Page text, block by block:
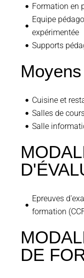
Formation en
Equipe
expérimentée
Supports
Cuisine et
Salles de
Salle
Epreuves
formation
DE